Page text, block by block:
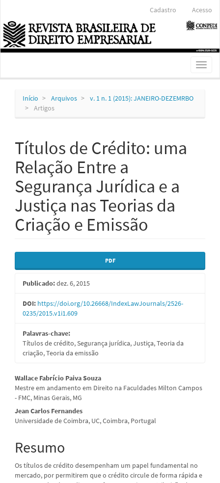
Conteúdo
principal
Barra
Lateral
Cadastro Acesso
Toggle
Início Arquivos
v. 1 n. 1 (2015): JANEIRO-DEZEMRBO
Artigos
Títulos de Crédito: uma
Relação Entre a
Segurança Jurídica e a
Justiça nas Teorias da
Criação e Emissão
Barra
lateral
de
artigos
PDF
Publicado:dez. 6, 2015
DOI: https://doi.org/10.26668/IndexLawJournals/2526-
0235/2015.v1i1.609
Palavras-chave:
Títulos de crédito, Segurança jurídica, Justiça, Teoria da
criação, Teoria da emissão
Conteúdo
do
artigo
principal
Wallace Fabrício Paiva Souza
Mestre em andamento em Direito na Faculdades Milton Campos
- FMC, Minas Gerais, MG
Jean Carlos Fernandes
Universidade de Coimbra, UC, Coimbra, Portugal
Resumo
Os títulos de crédito desempenham um papel fundamental no
mercado, por permitirem que o crédito circule de forma rápida e